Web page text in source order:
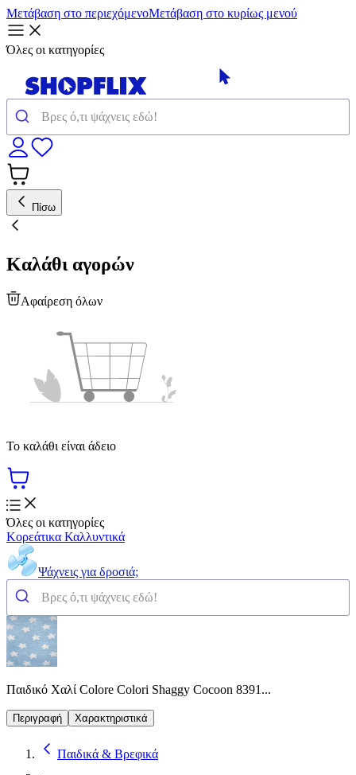
Μετάβαση στο περιεχόμενοΜετάβαση στο κυρίως μενού
Όλες οι κατηγορίες
Πίσω
Καλάθι αγορών
Αφαίρεση όλων
Το καλάθι είναι άδειο
Όλες οι κατηγορίες
Κορεάτικα Καλλυντικά
Ψάχνεις για δροσιά;
Παιδικό Χαλί Colore Colori Shaggy Cocoon 8391...
Περιγραφή Χαρακτηριστικά
Παιδικά & Βρεφικά